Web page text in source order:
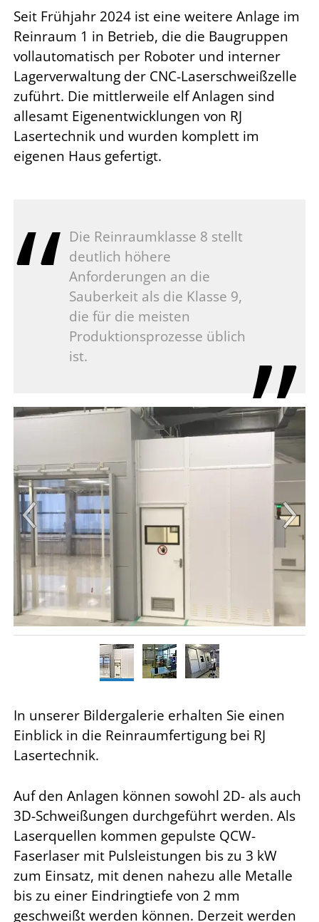
Seit Frühjahr 2024 ist eine weitere Anlage im
Reinraum 1 in Betrieb, die die Baugruppen
vollautomatisch per Roboter und interner
Lagerverwaltung der CNC-Laserschweißzelle
zuführt. Die mittlerweile elf Anlagen sind
allesamt Eigenentwicklungen von RJ
Lasertechnik und wurden komplett im
eigenen Haus gefertigt.
Die Reinraumklasse 8 stellt
deutlich höhere
Anforderungen an die
Sauberkeit als die Klasse 9,
die für die meisten
Produktionsprozesse üblich
ist.
In unserer Bildergalerie erhalten Sie einen
Einblick in die Reinraumfertigung bei RJ
Lasertechnik.
Auf den Anlagen können sowohl 2D- als auch
3D-Schweißungen durchgeführt werden. Als
Laserquellen kommen gepulste QCW-
Faserlaser mit Pulsleistungen bis zu 3 kW
zum Einsatz, mit denen nahezu alle Metalle
bis zu einer Eindringtiefe von 2 mm
geschweißt werden können. Derzeit werden